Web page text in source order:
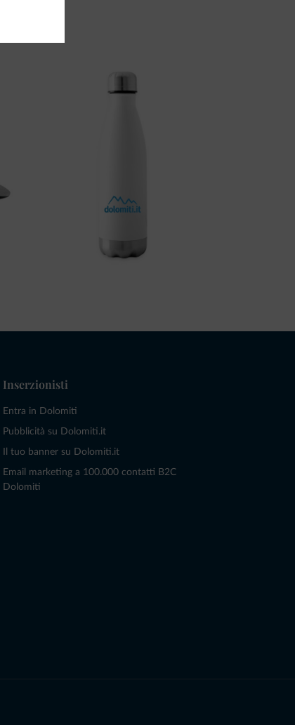
Inserzionisti
Entra in Dolomiti
Pubblicità su Dolomiti.it
Il tuo banner su Dolomiti.it
Email marketing a 100.000 contatti B2C
Dolomiti